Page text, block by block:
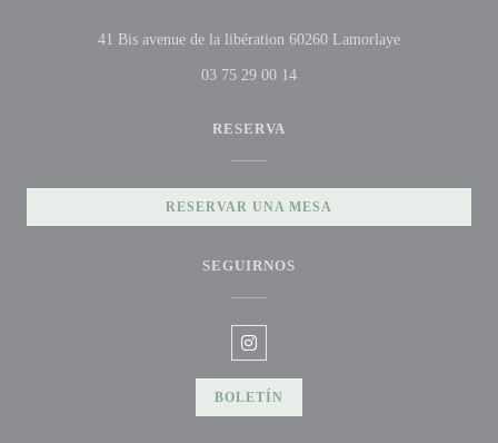
41 Bis avenue de la libération 60260 Lamorlaye((abre en una
03 75 29 00 14
RESERVA
RESERVAR UNA MESA
SEGUIRNOS
Instagram ((abre en una nueva
BOLETÍN